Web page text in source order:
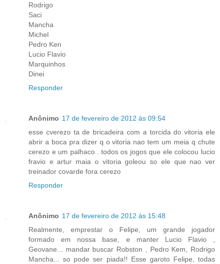
Rodrigo
Saci
Mancha
Michel
Pedro Ken
Lucio Flavio
Marquinhos
Dinei
Responder
Anônimo 17 de fevereiro de 2012 às 09:54
esse cverezo ta de bricadeira com a torcida do vitoria ele
abrir a boca pra dizer q o vitoria nao tem um meia q chute
cerezo e um palhaco . todos os jogos que ele colocou lucio
fravio e artur maia o vitoria goleou so ele que nao ver
treinador covarde fora cerezo
Responder
Anônimo 17 de fevereiro de 2012 às 15:48
Realmente, emprestar o Felipe, um grande jogador
formado em nossa base, e manter Lucio Flavio ,
Geovane... mandar buscar Robston , Pedro Kem, Rodrigo
Mancha... so pode ser piada!! Esse garoto Felipe, todas